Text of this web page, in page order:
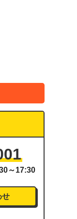
～17:30
せ